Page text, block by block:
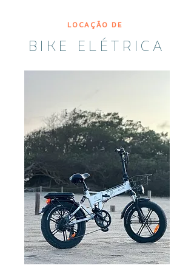
LOCAÇÃO DE
BIKE ELÉTRICA